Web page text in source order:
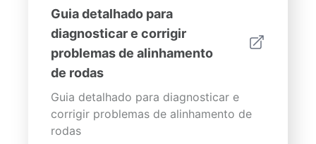
Guia detalhado para
diagnosticar e corrigir
problemas de alinhamento
de rodas
Guia detalhado para diagnosticar e
corrigir problemas de alinhamento de
rodas